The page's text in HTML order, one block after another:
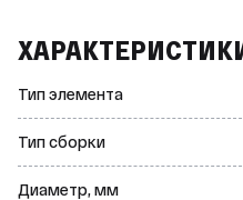
Тип элемента
Тип сборки
Диаметр, мм